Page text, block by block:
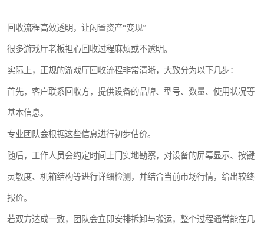
回收流程高效透明，让闲置资产“变现”
很多游戏厅老板担心回收过程麻烦或不透明。
实际上，正规的游戏厅回收流程非常清晰，大致分为以下几步：
首先，客户联系回收方，提供设备的品牌、型号、数量、使用状况等
基本信息。
专业团队会根据这些信息进行初步估价。
随后，工作人员会约定时间上门实地勘察，对设备的屏幕显示、按键
灵敏度、机箱结构等进行详细检测，并结合当前市场行情，给出较终
报价。
若双方达成一致，团队会立即安排拆卸与搬运，整个过程通常能在几